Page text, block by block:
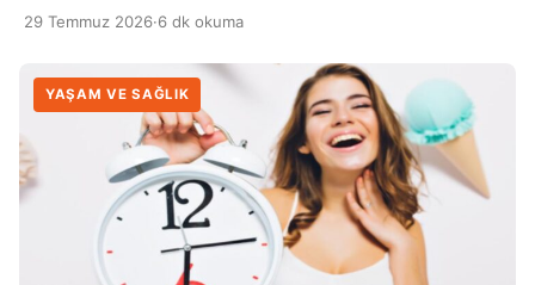
davranışlarımızı ve olaylara…
29 Temmuz 2026·6 dk okuma
YAŞAM VE SAĞLIK